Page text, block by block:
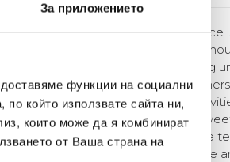
За приложението
функции на социални
който използвате сайта ни,
които може да я комбинират
от Ваша страна на
Desert, the capital of indulgence
neon signs of Las Vegas
lights) call out to travelers offering
gambling and big-name
while these are still tempting
and breathtaking technology
station stop developed, through the
risk- takers, into a destination where